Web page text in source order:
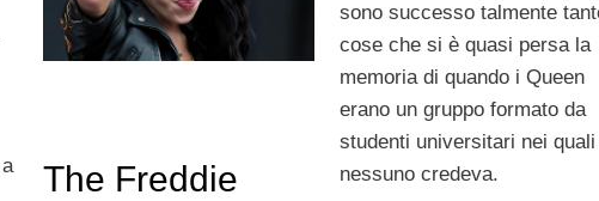
sono successo talmente
cose che si è quasi persa la
memoria di quando i Queen
erano un gruppo formato da
studenti universitari nei quali
nessuno credeva.
The Freddie